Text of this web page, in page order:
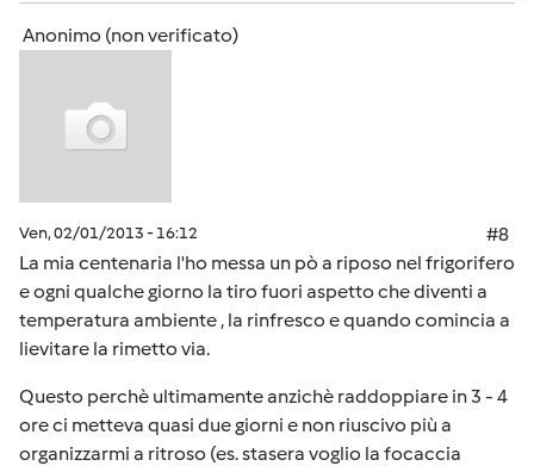
Anonimo (non verificato)
Ven, 02/01/2013 - 16:12
#8
La mia centenaria l'ho messa un pò a riposo nel frigorifero
e ogni qualche giorno la tiro fuori aspetto che diventi a
temperatura ambiente , la rinfresco e quando comincia a
lievitare la rimetto via.
Questo perchè ultimamente anzichè raddoppiare in 3 - 4
ore ci metteva quasi due giorni e non riuscivo più a
organizzarmi a ritroso (es. stasera voglio la focaccia